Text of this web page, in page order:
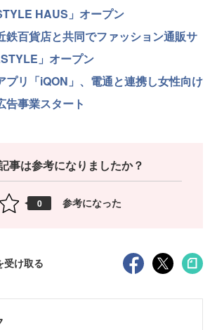
HAUS」オープン
鉄百貨店と共同でファッション通販サ
」オープン
プリ「iQON」、電通と連携し女性向け
告事業スタート
事は参考になりましたか？
0 参考になった
受け取る